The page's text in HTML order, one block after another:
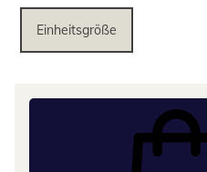
Einheitsgröße